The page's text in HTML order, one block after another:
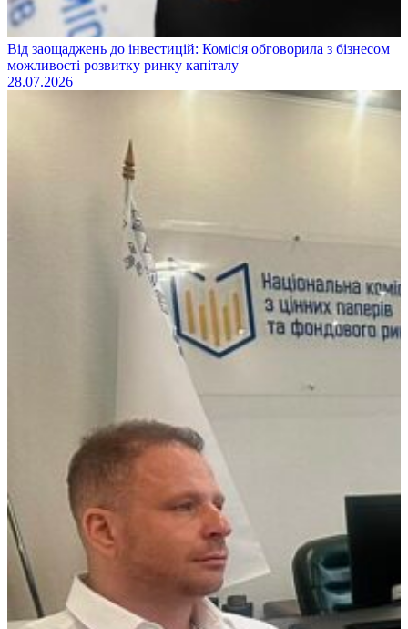
Від заощаджень до інвестицій: Комісія обговорила з бізнесом
можливості розвитку ринку капіталу
28.07.2026